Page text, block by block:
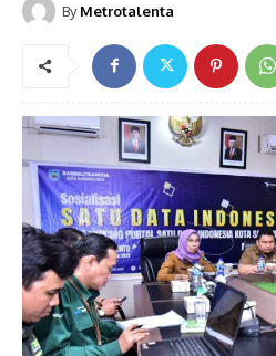
By Metrotalenta